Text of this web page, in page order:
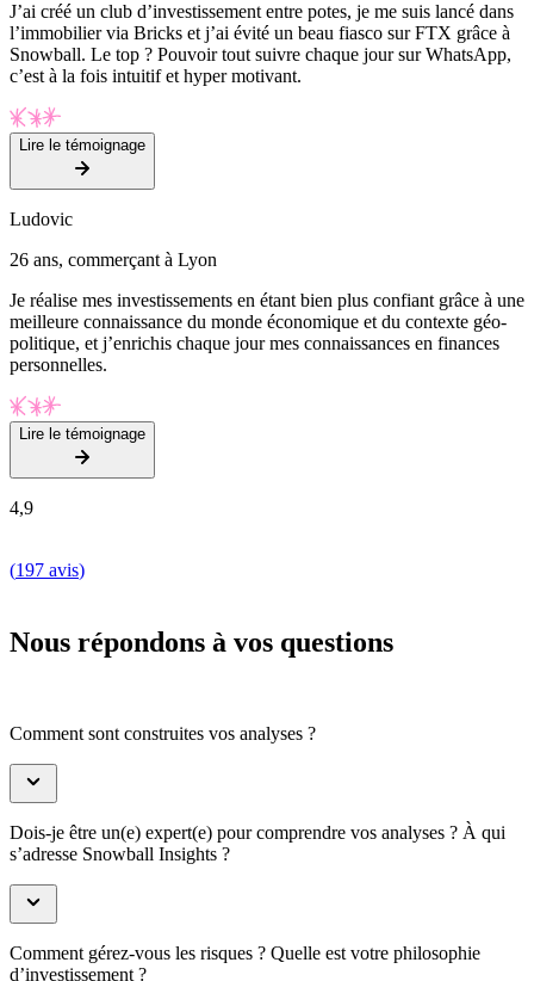
J’ai créé un club d’investissement entre potes, je me suis lancé dans
l’immobilier via Bricks et j’ai évité un beau fiasco sur FTX grâce à
Snowball. Le top ? Pouvoir tout suivre chaque jour sur WhatsApp,
c’est à la fois intuitif et hyper motivant.
Lire le témoignage
Ludovic
26 ans, commerçant à Lyon
Je réalise mes investissements en étant bien plus confiant grâce à une
meilleure connaissance du monde économique et du contexte géo-
politique, et j’enrichis chaque jour mes connaissances en finances
personnelles.
Lire le témoignage
4,9
(197 avis)
Nous répondons à vos questions
Comment sont construites vos analyses ?
Dois-je être un(e) expert(e) pour comprendre vos analyses ? À qui
s’adresse Snowball Insights ?
Comment gérez-vous les risques ? Quelle est votre philosophie
d’investissement ?